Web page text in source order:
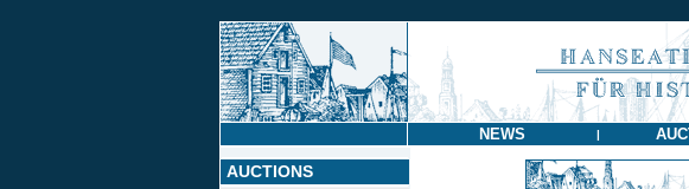
NEWS |
AUCTIONS